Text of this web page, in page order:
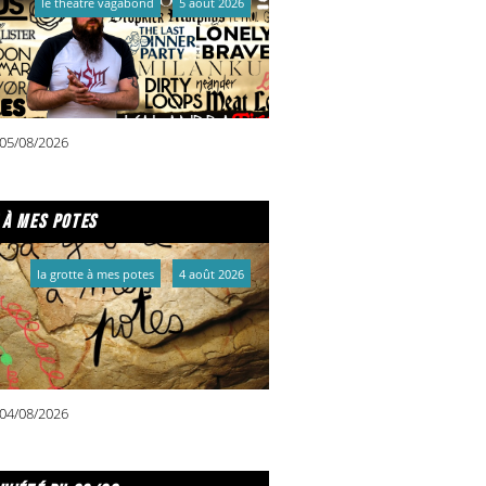
08/2026
mes potes
08/2026
la grotte à mes potes 4 août 2026